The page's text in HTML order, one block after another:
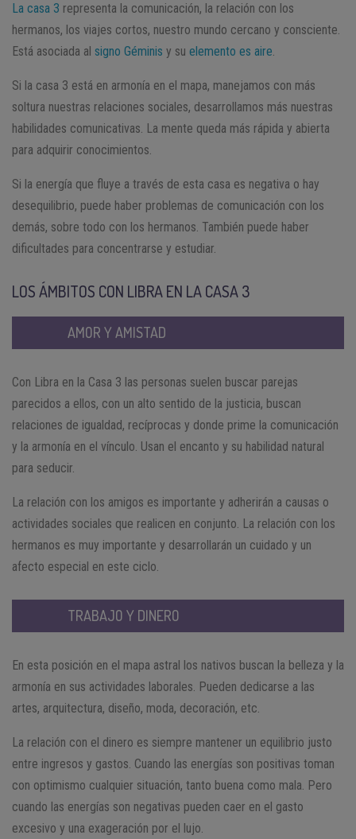
La casa 3 representa la comunicación, la relación con los
hermanos, los viajes cortos, nuestro mundo cercano y consciente.
Está asociada al signo Géminis y su elemento es aire.
Si la casa 3 está en armonía en el mapa, manejamos con más
soltura nuestras relaciones sociales, desarrollamos más nuestras
habilidades comunicativas. La mente queda más rápida y abierta
para adquirir conocimientos.
Si la energía que fluye a través de esta casa es negativa o hay
desequilibrio, puede haber problemas de comunicación con los
demás, sobre todo con los hermanos. También puede haber
dificultades para concentrarse y estudiar.
LOS ÁMBITOS CON LIBRA EN LA CASA 3
AMOR Y AMISTAD
Con Libra en la Casa 3 las personas suelen buscar parejas
parecidos a ellos, con un alto sentido de la justicia, buscan
relaciones de igualdad, recíprocas y donde prime la comunicación
y la armonía en el vínculo. Usan el encanto y su habilidad natural
para seducir.
La relación con los amigos es importante y adherirán a causas o
actividades sociales que realicen en conjunto. La relación con los
hermanos es muy importante y desarrollarán un cuidado y un
afecto especial en este ciclo.
TRABAJO Y DINERO
En esta posición en el mapa astral los nativos buscan la belleza y la
armonía en sus actividades laborales. Pueden dedicarse a las
artes, arquitectura, diseño, moda, decoración, etc.
La relación con el dinero es siempre mantener un equilibrio justo
entre ingresos y gastos. Cuando las energías son positivas toman
con optimismo cualquier situación, tanto buena como mala. Pero
cuando las energías son negativas pueden caer en el gasto
excesivo y una exageración por el lujo.